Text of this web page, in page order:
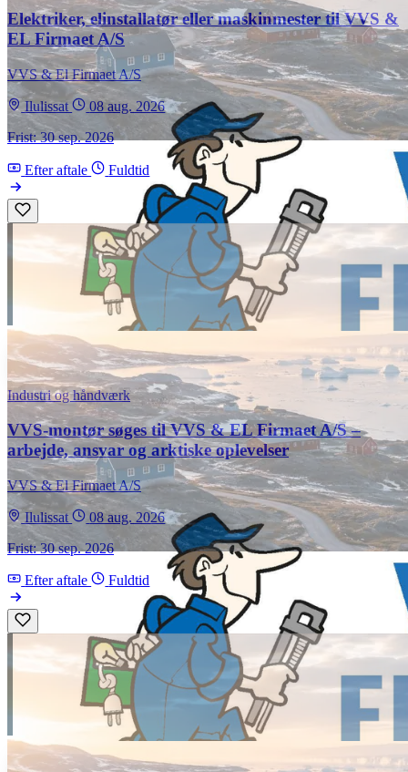
Elektriker, elinstallatør eller maskinmester til VVS &
EL Firmaet A/S
VVS & El Firmaet A/S
Ilulissat
08 aug. 2026
Frist: 30 sep. 2026
Efter aftale Fuldtid
Industri og håndværk
VVS-montør søges til VVS & EL Firmaet A/S –
arbejde, ansvar og arktiske oplevelser
VVS & El Firmaet A/S
Ilulissat
08 aug. 2026
Frist: 30 sep. 2026
Efter aftale Fuldtid